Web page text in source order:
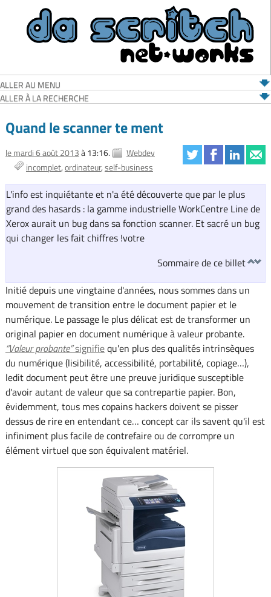
ALLER AU MENU
ALLER À LA RECHERCHE
Quand le scanner te ment
le mardi 6 août 2013à 13:16.
Webdev
incomplet ordinateur self-business
L'info est inquiétante et n'a été découverte que par le plus
grand des hasards : la gamme industrielle WorkCentre Line de
Xerox aurait un bug dans sa fonction scanner. Et sacré un bug
qui changer les fait chiffres !votre
Sommaire de ce billet
Initié depuis une vingtaine d'années, nous sommes dans un
mouvement de transition entre le document papier et le
numérique. Le passage le plus délicat est de transformer un
original papier en document numérique à valeur probante.
Valeur probante signifiequ'en plus des qualités intrinsèques
du numérique (lisibilité, accessibilité, portabilité, copiage…),
ledit document peut être une preuve juridique susceptible
d'avoir autant de valeur que sa contrepartie papier. Bon,
évidemment, tous mes copains hackers doivent se pisser
dessus de rire en entendant ce… concept car ils savent qu'il est
infiniment plus facile de contrefaire ou de corrompre un
élément virtuel que son équivalent matériel.